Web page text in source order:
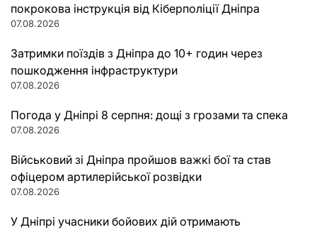
покрокова інструкція від Кіберполіції Дніпра
07.08.2026
Затримки поїздів з Дніпра до 10+ годин через
пошкодження інфраструктури
07.08.2026
Погода у Дніпрі 8 серпня: дощі з грозами та спека
07.08.2026
Військовий зі Дніпра пройшов важкі бої та став
офіцером артилерійської розвідки
07.08.2026
У Дніпрі учасники бойових дій отримають